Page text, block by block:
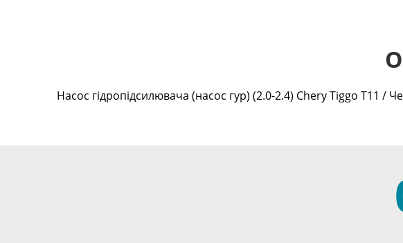
Насос гідропідсилювача (насос гур) (2.0-2.4) Chery Tiggo Т11 /